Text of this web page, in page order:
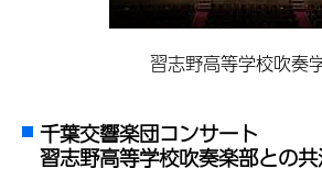
習志野高等学校吹奏
千葉交響楽団コンサート
習志野高等学校吹奏楽部との